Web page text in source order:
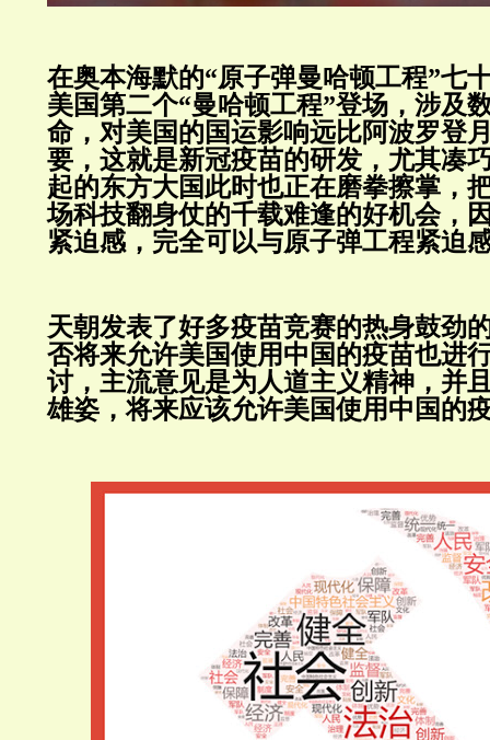
在奥本海默的“原子弹曼哈顿工程”七
美国第二个“曼哈顿工程”登场，涉及
命，对美国的国运影响远比阿波罗登
要，这就是新冠疫苗的研发，尤其凑
起的东方大国此时也正在磨拳擦掌，
场科技翻身仗的千载难逢的好机会，
紧迫感，完全可以与原子弹工程紧迫
天朝发表了好多疫苗竞赛的热身鼓劲
否将来允许美国使用中国的疫苗也进
讨，主流意见是为人道主义精神，并
雄姿，将来应该允许美国使用中国的